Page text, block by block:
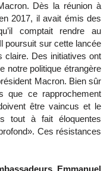
Dès la réunion à
2017, il avait émis des
comptait rendre au
poursuit sur cette lancée
claire. Des initiatives ont
notre politique étrangère
Macron. Bien sûr
que ce rapprochement
être vaincus et le
tout à fait éloquentes
Ces résistances
Emmanuel